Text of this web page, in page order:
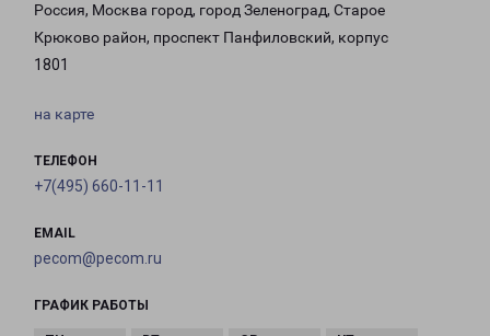
Россия, Москва город, город Зеленоград, Старое
Крюково район, проспект Панфиловский, корпус
1801
на карте
ТЕЛЕФОН
+7(495) 660-11-11
EMAIL
pecom@pecom.ru
ГРАФИК РАБОТЫ